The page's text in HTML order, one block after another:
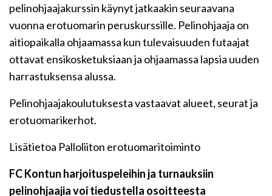
pelinohjaajakurssin käynyt jatkaakin seuraavana
vuonna erotuomarin peruskurssille. Pelinohjaaja on
aitiopaikalla ohjaamassa kun tulevaisuuden futaajat
ottavat ensikosketuksiaan ja ohjaamassa lapsia uuden
harrastuksensa alussa.
Pelinohjaajakoulutuksesta vastaavat alueet, seurat ja
erotuomarikerhot.
Lisätietoa Palloliiton erotuomaritoiminto
FC Kontun harjoituspeleihin ja turnauksiin
pelinohjaajia voi tiedustella osoitteesta